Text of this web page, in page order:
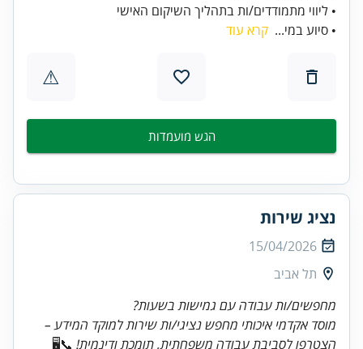
• ליווי מתמודדים/ות בתהליך השיקום האישי
• סיוע במי... קרא עוד
⚠
הגש מועמדות
נציג שירות
15/04/2026
תל אביב
מחפשים/ות עבודה עם גמישות בשעות?
מוסד אקדמי איכותי מחפש נציגי/ות שירות למוקד המידע –
הצטרפו לסביבת עבודה משפחתית, תומכת ודינמית! 📞🖥️